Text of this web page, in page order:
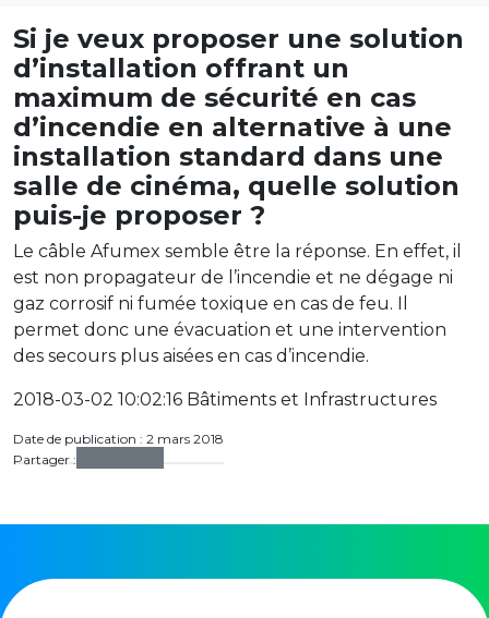
Si je veux proposer une solution
d’installation offrant un
maximum de sécurité en cas
d’incendie en alternative à une
installation standard dans une
salle de cinéma, quelle solution
puis-je proposer ?
Le câble Afumex semble être la réponse. En effet, il
est non propagateur de l’incendie et ne dégage ni
gaz corrosif ni fumée toxique en cas de feu. Il
permet donc une évacuation et une intervention
des secours plus aisées en cas d’incendie.
2018-03-02 10:02:16 Bâtiments et Infrastructures
Date de publication : 2 mars 2018
Partager :